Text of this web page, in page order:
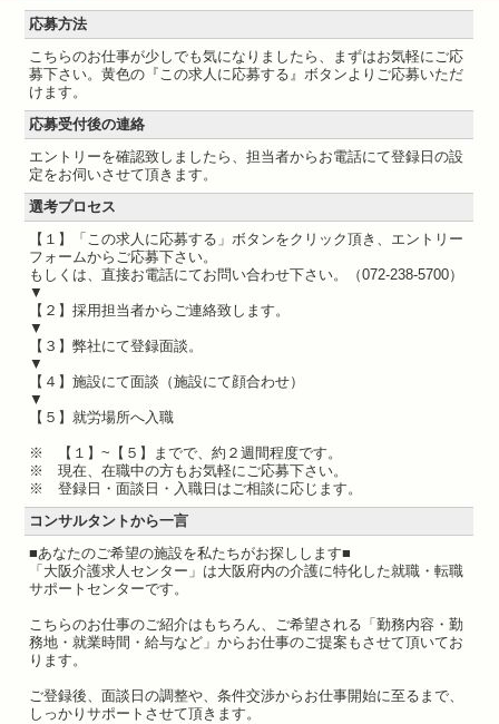
応募方法
こちらのお仕事が少しでも気になりましたら、まずはお気軽にご応
募下さい。黄色の『この求人に応募する』ボタンよりご応募いただ
けます。
応募受付後の連絡
エントリーを確認致しましたら、担当者からお電話にて登録日の設
定をお伺いさせて頂きます。
選考プロセス
【１】「この求人に応募する」ボタンをクリック頂き、エントリー
フォームからご応募下さい。
もしくは、直接お電話にてお問い合わせ下さい。（072-238-5700）
▼
【２】採用担当者からご連絡致します。
▼
【３】弊社にて登録面談。
▼
【４】施設にて面談（施設にて顔合わせ）
▼
【５】就労場所へ入職
※ 【１】~【５】までで、約２週間程度です。
※ 現在、在職中の方もお気軽にご応募下さい。
※ 登録日・面談日・入職日はご相談に応じます。
コンサルタントから一言
■あなたのご希望の施設を私たちがお探しします■
「大阪介護求人センター」は大阪府内の介護に特化した就職・転職
サポートセンターです。
こちらのお仕事のご紹介はもちろん、ご希望される「勤務内容・勤
務地・就業時間・給与など」からお仕事のご提案もさせて頂いてお
ります。
ご登録後、面談日の調整や、条件交渉からお仕事開始に至るまで、
しっかりサポートさせて頂きます。